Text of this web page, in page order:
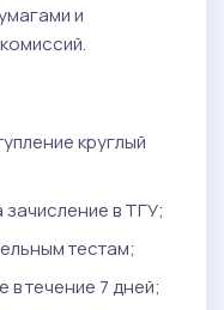
и
круглый
в ТГУ;
тестам;
в течение 7 дней;